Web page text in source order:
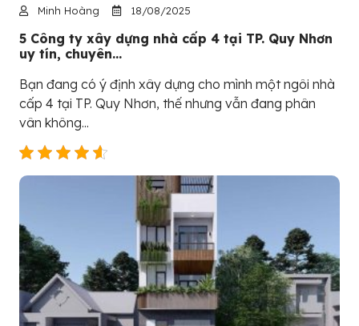
Minh Hoàng 18/08/2025
5 Công ty xây dựng nhà cấp 4 tại TP. Quy Nhơn
uy tín, chuyên...
Bạn đang có ý định xây dựng cho mình một ngôi nhà
cấp 4 tại TP. Quy Nhơn, thế nhưng vẫn đang phân
vân không...